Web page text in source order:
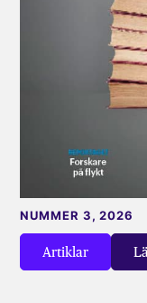
Artiklar
NUMMER 3, 2026